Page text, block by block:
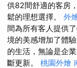
供82間舒適的客房
鬆的理想選擇。 外
間為所有客人提供
境的美感增加了體
的生活，無論是企
斷更新。 桃園外燴